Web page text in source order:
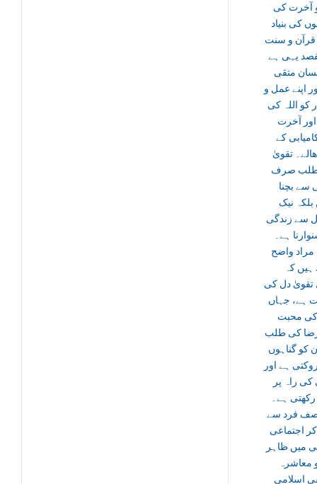
و آخرت کی
کی بنیاد
و سنت
یہی ہے
متقی
اپنے عمل و
کو اللہ کی
آخرت
کے
تقویٰ
صرف
سے بچنا
بلکہ نیک
سے زندگی
ہے۔
واضح
ہیں کہ
دل کی
ہے، جہاں
کی محبت
کی طلب
کو گناہوں
ہے اور
کی راہ پر
رکھتی ہے۔
فرد سے
اجتماعی
میں ظاہر
معاشرہ
اسلامی